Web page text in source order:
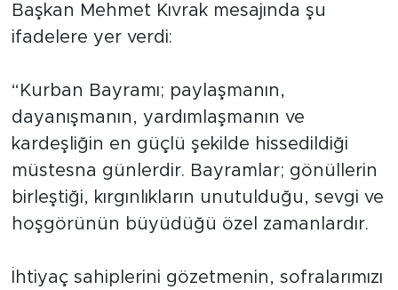
Başkan Mehmet Kıvrak mesajında şu
ifadelere yer verdi:
“Kurban Bayramı; paylaşmanın,
dayanışmanın, yardımlaşmanın ve
kardeşliğin en güçlü şekilde hissedildiği
müstesna günlerdir. Bayramlar; gönüllerin
birleştiği, kırgınlıkların unutulduğu, sevgi ve
hoşgörünün büyüdüğü özel zamanlardır.
İhtiyaç sahiplerini gözetmenin, sofralarımızı